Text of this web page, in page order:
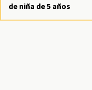
de niña de 5 años